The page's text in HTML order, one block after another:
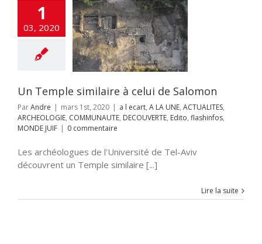
1
03, 2020
similaire à
Salomon
A LA UNE
MONDE JUIF
Un Temple similaire à celui de Salomon
ParAndre | mars 1st, 2020 | a l ecart, A LA UNE, ACTUALITES,
ARCHEOLOGIE, COMMUNAUTE, DECOUVERTE, Edito, flashinfos,
MONDE JUIF | 0 commentaire
Les archéologues de l'Université de Tel-Aviv
découvrent un Temple similaire [...]
Lire la suite